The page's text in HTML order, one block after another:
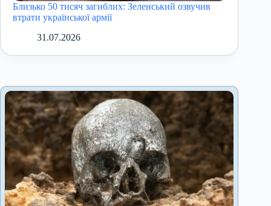
Близько 50 тисяч загиблих: Зеленський озвучив
втрати української армії
31.07.2026